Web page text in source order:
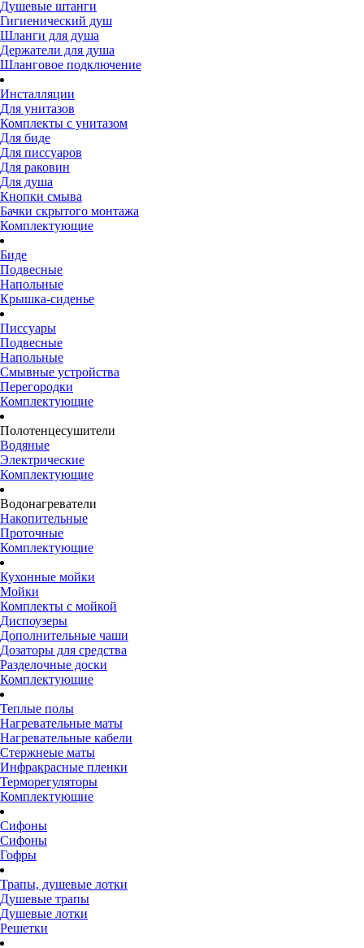
Душевые штанги
Гигиенический душ
Шланги для душа
Держатели для душа
Шланговое подключение
Инсталляции
Для унитазов
Комплекты с унитазом
Для биде
Для писсуаров
Для раковин
Для душа
Кнопки смыва
Бачки скрытого монтажа
Комплектующие
Биде
Подвесные
Напольные
Крышка-сиденье
Писсуары
Подвесные
Напольные
Смывные устройства
Перегородки
Комплектующие
Полотенцесушители
Водяные
Электрические
Комплектующие
Водонагреватели
Накопительные
Проточные
Комплектующие
Кухонные мойки
Мойки
Комплекты с мойкой
Диспоузеры
Дополнительные чаши
Дозаторы для средства
Разделочные доски
Комплектующие
Теплые полы
Нагревательные маты
Нагревательные кабели
Стержнеые маты
Инфракрасные пленки
Терморегуляторы
Комплектующие
Сифоны
Сифоны
Гофры
Трапы, душевые лотки
Душевые трапы
Душевые лотки
Решетки